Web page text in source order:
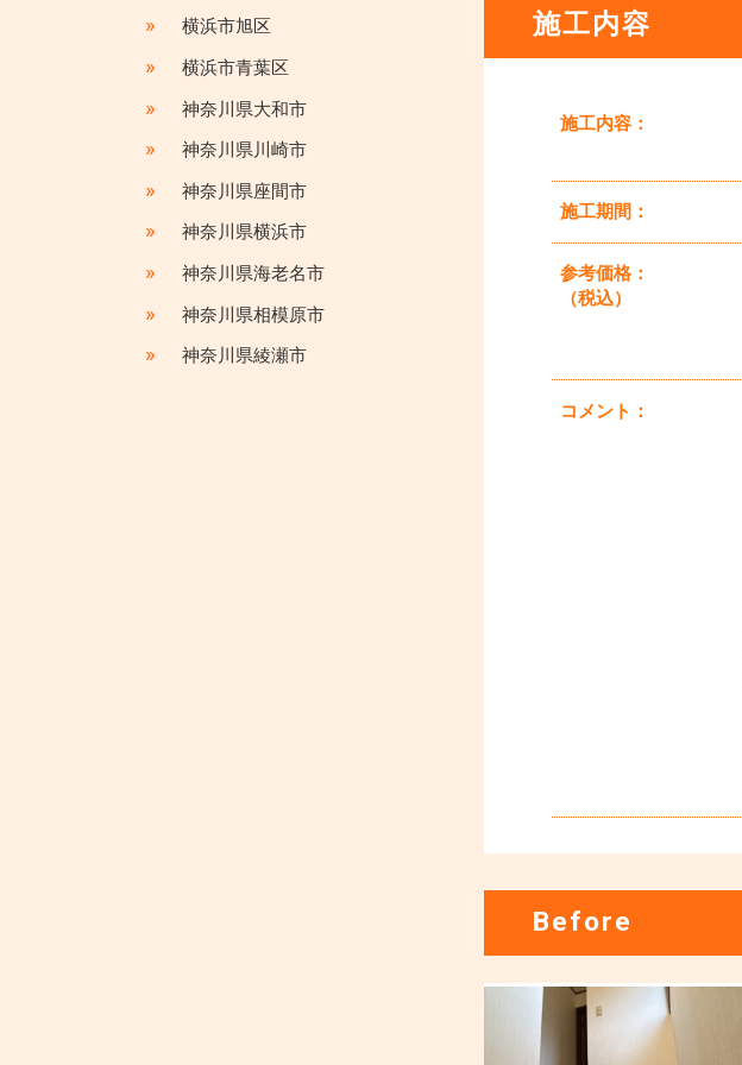
施工内容
施工内容：
施工期間：
参考価格：
（税込）
コメント：
Before
» 横浜市旭区
» 横浜市青葉区
» 神奈川県大和市
» 神奈川県川崎市
» 神奈川県座間市
» 神奈川県横浜市
» 神奈川県海老名市
» 神奈川県相模原市
» 神奈川県綾瀬市